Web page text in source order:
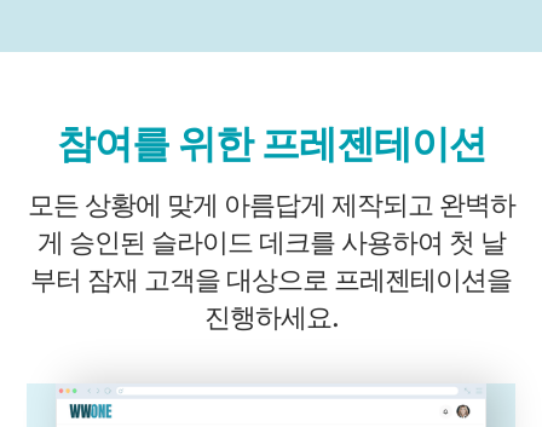
참여를 위한 프레젠테이션
모든 상황에 맞게 아름답게 제작되고 완벽하
게 승인된 슬라이드 데크를 사용하여 첫 날
부터 잠재 고객을 대상으로 프레젠테이션을
진행하세요.